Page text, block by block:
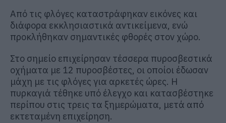
Από τις φλόγες καταστράφηκαν εικόνες και
διάφορα εκκλησιαστικά αντικείμενα, ενώ
προκλήθηκαν σημαντικές φθορές στον χώρο.
Στο σημείο επιχείρησαν τέσσερα πυροσβεστικά
οχήματα με 12 πυροσβέστες, οι οποίοι έδωσαν
μάχη με τις φλόγες για αρκετές ώρες. Η
πυρκαγιά τέθηκε υπό έλεγχο και κατασβέστηκε
περίπου στις τρεις τα ξημερώματα, μετά από
εκτεταμένη επιχείρηση.